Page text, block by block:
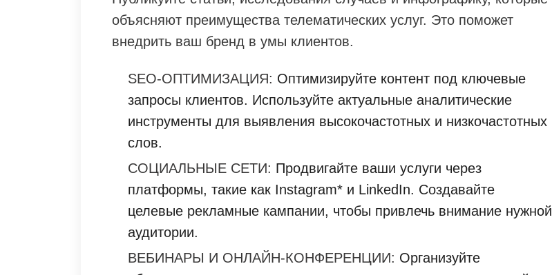
объясняют преимущества телематических услуг. Это поможет
внедрить ваш бренд в умы клиентов.
SEO-ОПТИМИЗАЦИЯ: Оптимизируйте контент под ключевые
запросы клиентов. Используйте актуальные аналитические
инструменты для выявления высокочастотных и низкочастотных
слов.
СОЦИАЛЬНЫЕ СЕТИ: Продвигайте ваши услуги через
платформы, такие как Instagram* и LinkedIn. Создавайте
целевые рекламные кампании, чтобы привлечь внимание нужной
аудитории.
ВЕБИНАРЫ И ОНЛАЙН-КОНФЕРЕНЦИИ: Организуйте